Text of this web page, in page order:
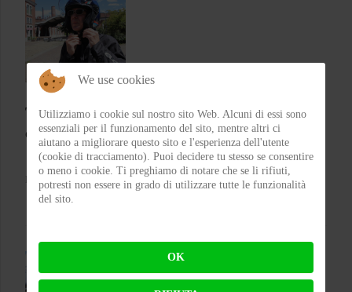
Test CGM 136 RNA Fibra – Il jet che punta su
comfort e carattere
FLAP ON 05-08-2026 21:05:26
We use cookies
Utilizziamo i cookie sul nostro sito Web. Alcuni di essi sono
essenziali per il funzionamento del sito, mentre altri ci
aiutano a migliorare questo sito e l'esperienza dell'utente
(cookie di tracciamento). Puoi decidere tu stesso se consentire
o meno i cookie. Ti preghiamo di notare che se li rifiuti,
potresti non essere in grado di utilizzare tutte le funzionalità
del sito.
OK